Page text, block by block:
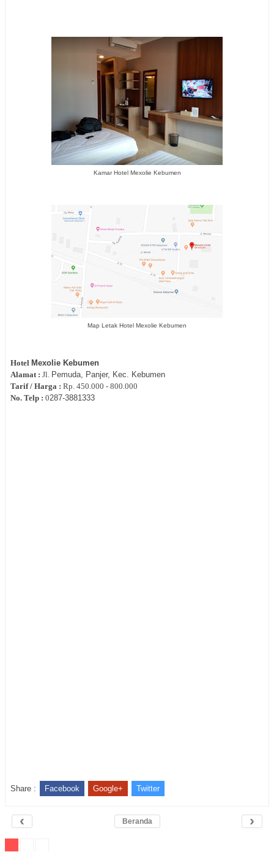
Kamar Hotel Mexolie Kebumen
Map Letak Hotel Mexolie Kebumen
Hotel Mexolie Kebumen
Alamat : Jl. Pemuda, Panjer, Kec. Kebumen
Tarif / Harga : Rp. 450.000 - 800.000
No. Telp : 0287‐3881333
Share : Facebook Google+ Twitter
‹ ›
Beranda